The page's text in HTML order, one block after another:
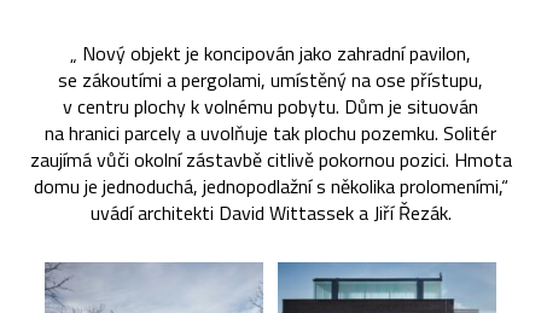
„ Nový objekt je koncipován jako zahradní pavilon,
se zákoutími a pergolami, umístěný na ose přístupu,
v centru plochy k volnému pobytu. Dům je situován
na hranici parcely a uvolňuje tak plochu pozemku. Solitér
zaujímá vůči okolní zástavbě citlivě pokornou pozici. Hmota
domu je jednoduchá, jednopodlažní s několika prolomeními,“
uvádí architekti David Wittassek a Jiří Řezák.